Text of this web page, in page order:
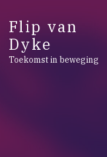
Flip van
Dyke
Toekomst in beweging